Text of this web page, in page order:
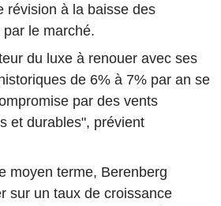
révision à la baisse des
le marché.
du luxe à renouer avec ses
de 6% à 7% par an se
par des vents
et durables", prévient
moyen terme, Berenberg
sur un taux de croissance